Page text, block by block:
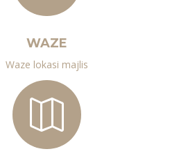
WAZE
Waze lokasi majlis
